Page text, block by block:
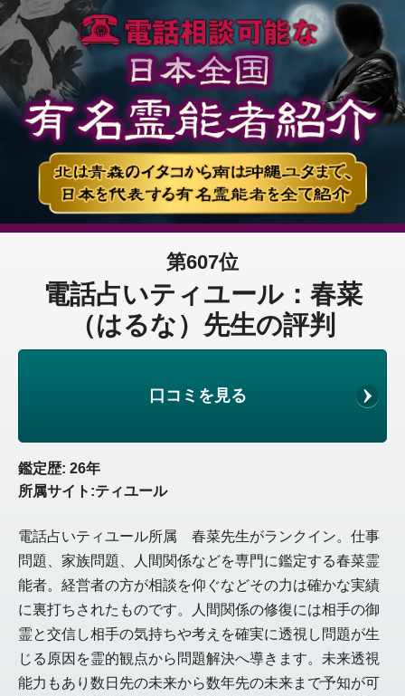
第607位
電話占いティユール：春菜
（はるな）先生の評判
口コミを見る
鑑定歴: 26年
所属サイト:ティユール
電話占いティユール所属 春菜先生がランクイン。仕事
問題、家族問題、人間関係などを専門に鑑定する春菜霊
能者。経営者の方が相談を仰ぐなどその力は確かな実績
に裏打ちされたものです。人間関係の修復には相手の御
霊と交信し相手の気持ちや考えを確実に透視し問題が生
じる原因を霊的観点から問題解決へ導きます。未来透視
能力もあり数日先の未来から数年先の未来まで予知が可